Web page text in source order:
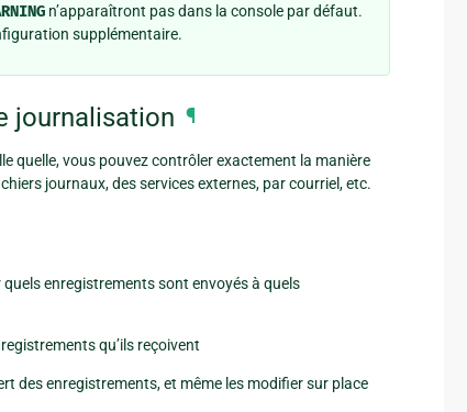
n’apparaîtront pas dans la console par défaut.
supplémentaire.
journalisation ¶
quelle, vous pouvez contrôler exactement la manière
journaux, des services externes, par courriel, etc.
enregistrements sont envoyés à quels
qu’ils reçoivent
des enregistrements, et même les modifier sur place